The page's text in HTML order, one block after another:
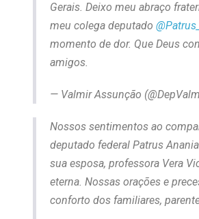
Gerais. Deixo meu abraço
meu colega deputado
momento de dor. Que Deus
amigos.
— Valmir Assunção
Nossos sentimentos ao
deputado federal Patrus
sua esposa, professora Vera
eterna. Nossas orações e
conforto dos familiares,